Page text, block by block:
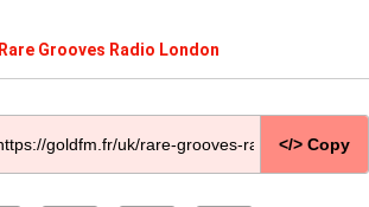
Rare Grooves Radio London
</> Copy